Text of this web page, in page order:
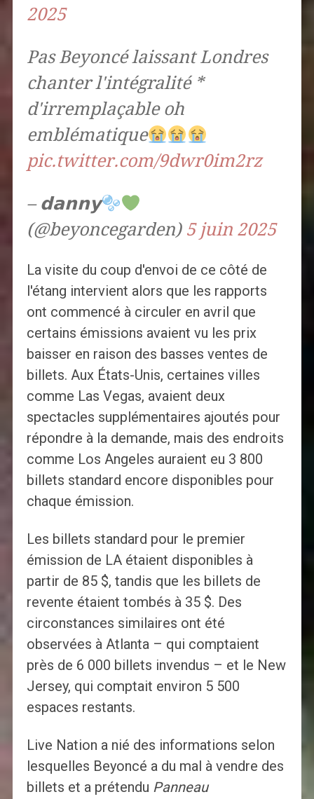
2025
Pas Beyoncé laissant Londres
chanter l'intégralité *
d'irremplaçable oh
emblématique
pic.twitter.com/9dwr0im2rz
– 𝗱𝗮𝗻𝗻𝘆
(@beyoncegarden) 5 juin 2025
La visite du coup d'envoi de ce côté de
l'étang intervient alors que les rapports
ont commencé à circuler en avril que
certains émissions avaient vu les prix
baisser en raison des basses ventes de
billets. Aux États-Unis, certaines villes
comme Las Vegas, avaient deux
spectacles supplémentaires ajoutés pour
répondre à la demande, mais des endroits
comme Los Angeles auraient eu 3 800
billets standard encore disponibles pour
chaque émission.
Les billets standard pour le premier
émission de LA étaient disponibles à
partir de 85 $, tandis que les billets de
revente étaient tombés à 35 $. Des
circonstances similaires ont été
observées à Atlanta – qui comptaient
près de 6 000 billets invendus – et le New
Jersey, qui comptait environ 5 500
espaces restants.
Live Nation a nié des informations selon
lesquelles Beyoncé a du mal à vendre des
billets et a prétendu Panneau